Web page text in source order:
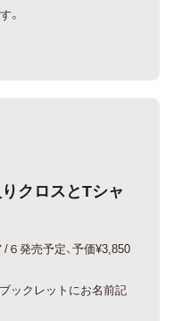
。
クロスとTシャ
/６発売予定、予価¥3,850
ックレットにお名前記